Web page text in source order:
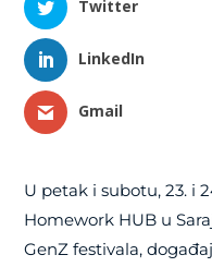
Twitter
LinkedIn
Gmail
U petak i subotu, 23. i
Homework HUB u
GenZ festivala,